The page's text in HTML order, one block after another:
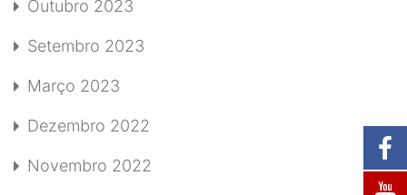
Outubro 2023
Setembro 2023
Março 2023
Dezembro 2022
Novembro 2022